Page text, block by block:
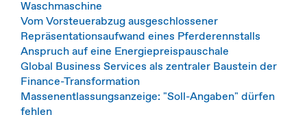
Waschmaschine
Vom Vorsteuerabzug ausgeschlossener
Repräsentationsaufwand eines Pferderennstalls
Anspruch auf eine Energiepreispauschale
Global Business Services als zentraler Baustein der
Finance-Transformation
Massenentlassungsanzeige: "Soll-Angaben" dürfen
fehlen